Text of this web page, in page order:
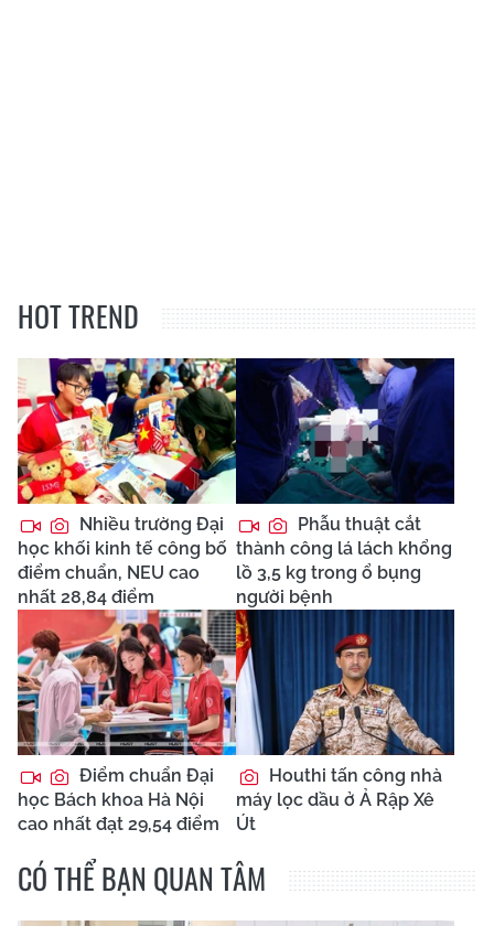
HOT TREND
Nhiều trường Đại
học khối kinh tế công bố
điểm chuẩn, NEU cao
nhất 28,84 điểm
Phẫu thuật cắt
thành công lá lách khổng
lồ 3,5 kg trong ổ bụng
người bệnh
Điểm chuẩn Đại
học Bách khoa Hà Nội
cao nhất đạt 29,54 điểm
Houthi tấn công nhà
máy lọc dầu ở Ả Rập Xê
Út
CÓ THỂ BẠN QUAN TÂM